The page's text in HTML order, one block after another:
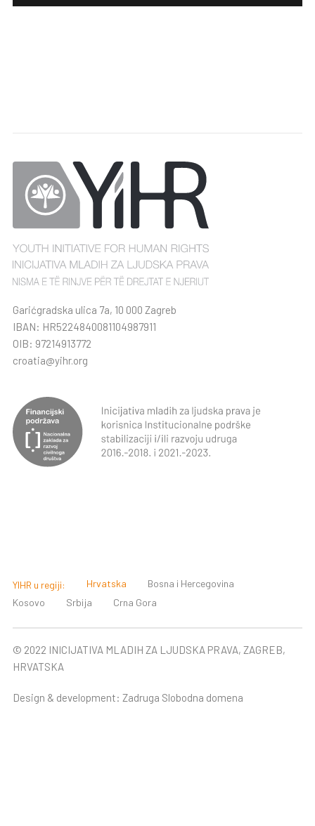
Garićgradska ulica 7a, 10 000 Zagreb
IBAN: HR5224840081104987911
OIB: 97214913772
croatia@yihr.org
YIHR u regiji: Hrvatska
Bosna i Hercegovina
Kosovo
Srbija Crna Gora
© 2022 INICIJATIVA MLADIH ZA LJUDSKA PRAVA, ZAGREB,
HRVATSKA
Design & development: Zadruga Slobodna domena